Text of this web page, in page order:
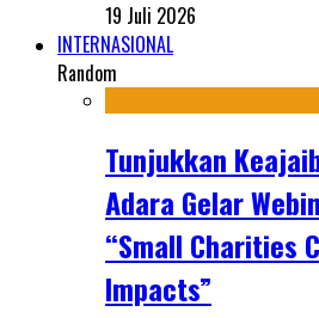
19 Juli 2026
INTERNASIONAL
Random
Tunjukkan
Adara Gelar
“Small Charities
Impacts”